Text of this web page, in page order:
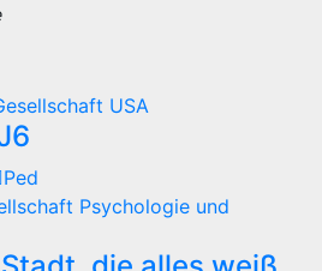
USA
Ped
Psychologie und